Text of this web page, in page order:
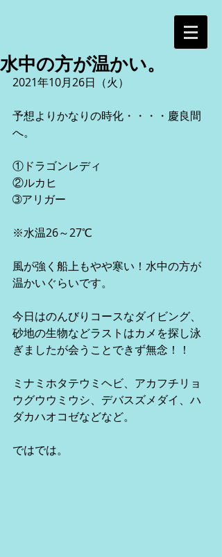
水中の方が温かい。
2021年10月26日（火）
予想よりかなりの時化・・・・慶良間
へ。
①ドラゴンレディ
②ルカヒ
➂アリガー
※水温26～27℃
風が強く船上もやや寒い！水中の方が
温かいぐらいです。
今日はのんびりコースなダイビング、
砂地の生物などラストはカメを探し泳
ぎましたが会うことできず無念！！
ミナミホタテウミヘビ、アカフチリョ
ウグウウミウシ、デバスズメダイ、ハ
ダカハオコゼなどなど。
ではでは。